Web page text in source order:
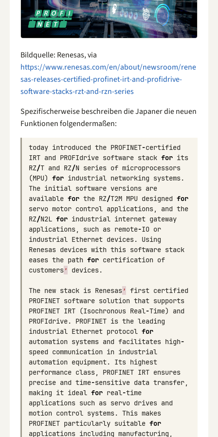
Bildquelle: Renesas, via
https://www.renesas.com/en/about/newsroom/rene
sas-releases-certified-profinet-irt-and-profidrive-
software-stacks-rzt-and-rzn-series
Spezifischerweise beschreiben die Japaner die neuen
Funktionen folgendermaßen:
today introduced the PROFINET-certified
IRT and PROFIdrive software stack for its
RZ/T and RZ/N series of microprocessors
(MPU) for industrial networking systems.
The initial software versions are
available for the RZ/T2M MPU designed for
servo motor control applications, and the
RZ/N2L for industrial internet gateway
applications, such as remote-IO or
industrial Ethernet devices.
Using
Renesas devices with this software stack
eases the path for certification of
customers’ devices.
The new stack is Renesas’ first certified
PROFINET software solution that supports
PROFINET IRT (Isochronous Real-Time)
and
PROFIdrive. PROFINET is the leading
industrial Ethernet protocol for
automation systems and facilitates high-
speed communication in industrial
automation equipment. Its highest
performance class, PROFINET IRT ensures
precise and time-sensitive data transfer,
making it ideal for real-time
applications such as servo drives and
motion control systems. This makes
PROFINET particularly suitable for
applications including manufacturing ,